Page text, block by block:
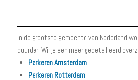
In de grootste gemeente van Nederland
duurder. Wil je een meer gedetailleerd
Parkeren Amsterdam
Parkeren Rotterdam